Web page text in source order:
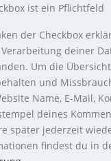
ist ein Pflichtfeld
der Checkbox
deiner
Um die
und
Name, E-Mail,
deines
später jederzeit
findest du in